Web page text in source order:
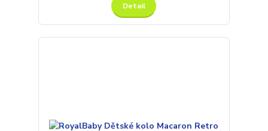
Detail